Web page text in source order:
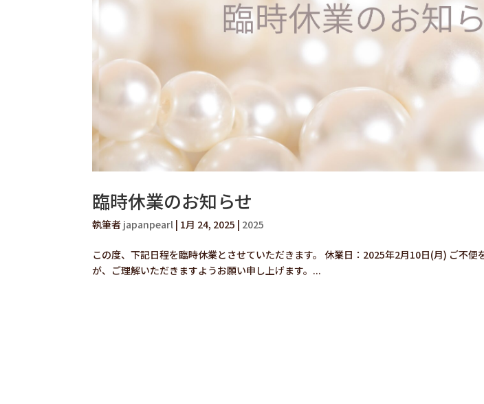
臨時休業のお知らせ
執筆者 japanpearl | 1月 24, 2025 | 2025
この度、下記日程を臨時休業とさせていただきます。 休業日：2025年2月10日(月) ご不便
が、ご理解いただきますようお願い申し上げます。...